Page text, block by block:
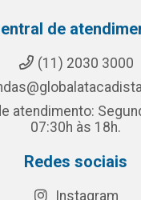
de
(11) 2030 3000
atendimento:
07:30h às 18h.
Redes sociais
Instagram